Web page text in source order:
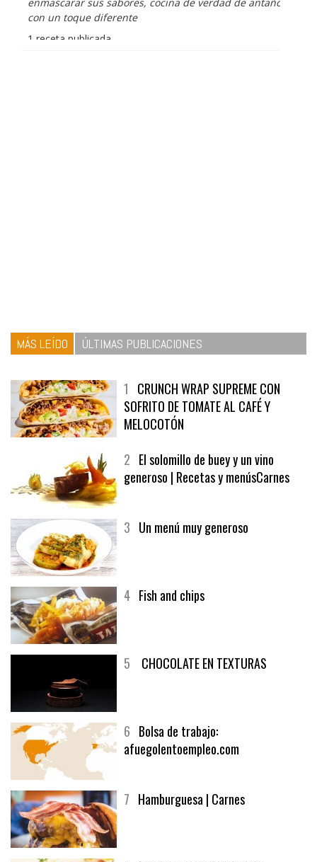
con un toque diferente
1 receta publicada
1CRUNCH WRAP SUPREME CON
SOFRITO DE TOMATE AL CAFÉ Y
MELOCOTÓN
2El solomillo de buey y un vino
6Bolsa de trabajo: